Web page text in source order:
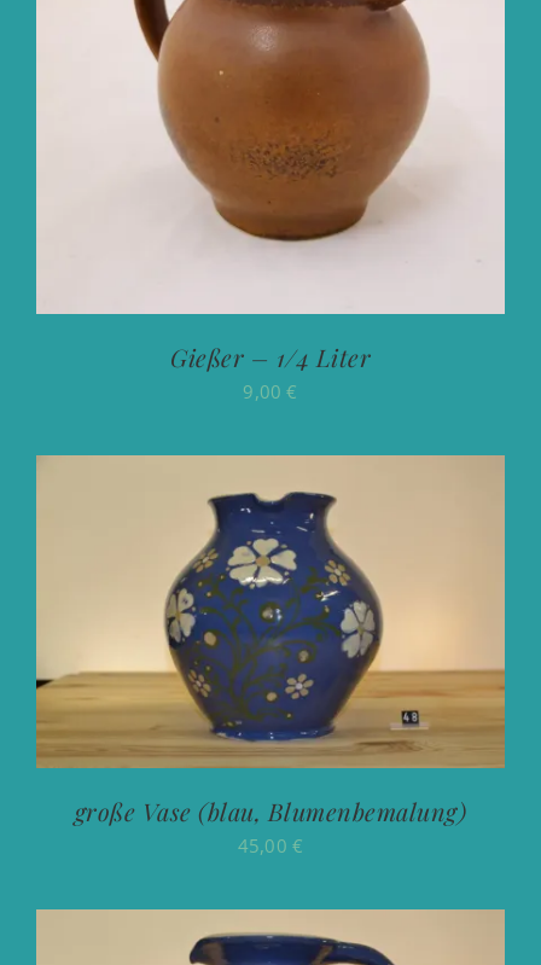
Gießer – 1/4 Liter
9,00€
große Vase (blau, Blumenbemalung)
45,00€